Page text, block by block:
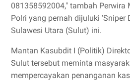
081358592004," tambah Perwira
Polri yang pernah dijuluki 'Sniper
Sulawesi Utara (Sulut) ini.
Mantan Kasubdit I (Politik)
Sulut tersebut meminta
mempercayakan penanganan